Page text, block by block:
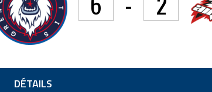
DÉTAILS